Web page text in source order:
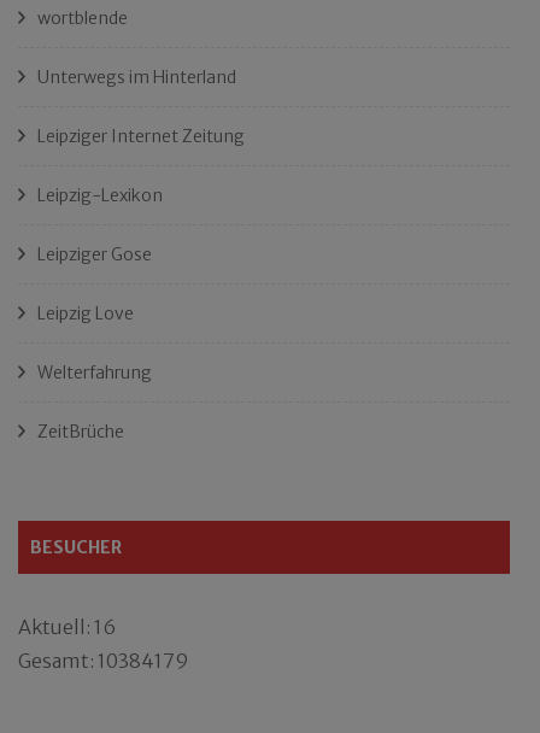
wortblende
Unterwegs im Hinterland
Leipziger Internet Zeitung
Leipzig-Lexikon
Leipziger Gose
Leipzig Love
Welterfahrung
ZeitBrüche
BESUCHER
Aktuell: 16
Gesamt: 10384179